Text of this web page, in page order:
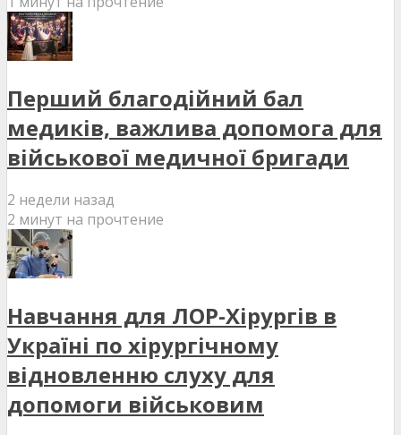
Перший благодійний бал
медиків, важлива допомога для
військової медичної бригади
2 недели назад
2 минут на прочтение
Навчання для ЛОР-Хірургів в
Україні по хірургічному
відновленню слуху для
допомоги військовим